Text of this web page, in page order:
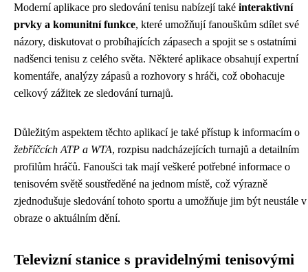
Moderní aplikace pro sledování tenisu nabízejí také interaktivní
prvky a komunitní funkce, které umožňují fanouškům sdílet své
názory, diskutovat o probíhajících zápasech a spojit se s ostatními
nadšenci tenisu z celého světa. Některé aplikace obsahují expertní
komentáře, analýzy zápasů a rozhovory s hráči, což obohacuje
celkový zážitek ze sledování turnajů.
Důležitým aspektem těchto aplikací je také přístup k informacím o
žebříčcích ATP a WTA, rozpisu nadcházejících turnajů a detailním
profilům hráčů. Fanoušci tak mají veškeré potřebné informace o
tenisovém světě soustředěné na jednom místě, což výrazně
zjednodušuje sledování tohoto sportu a umožňuje jim být neustále v
obraze o aktuálním dění.
Televizní stanice s pravidelnými tenisovými